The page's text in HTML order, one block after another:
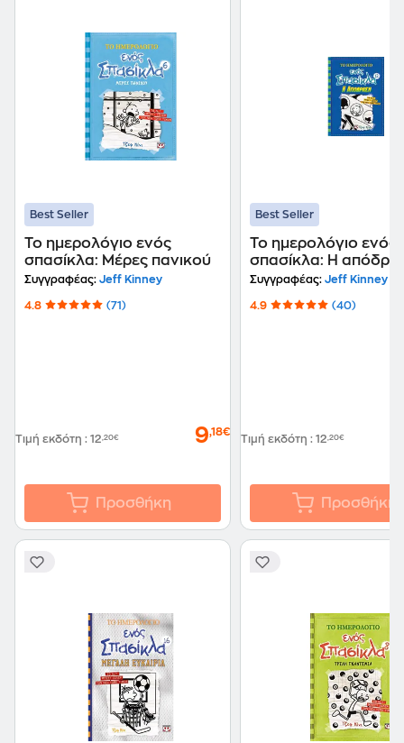
Best Seller
Το ημερολόγιο ενός
σπασίκλα: Μέρες πανικού
Συγγραφέας: Jeff Kinney
4.8 (71)
Τιμή εκδότη : 12,20€ 9,18€
Προσθήκη
Best Seller
Το ημερολόγιο ενός
σπασίκλα: Η
Συγγραφέας: Jeff Kinney
4.9 (40)
Τιμή εκδότη : 12,20€
Προσθήκη